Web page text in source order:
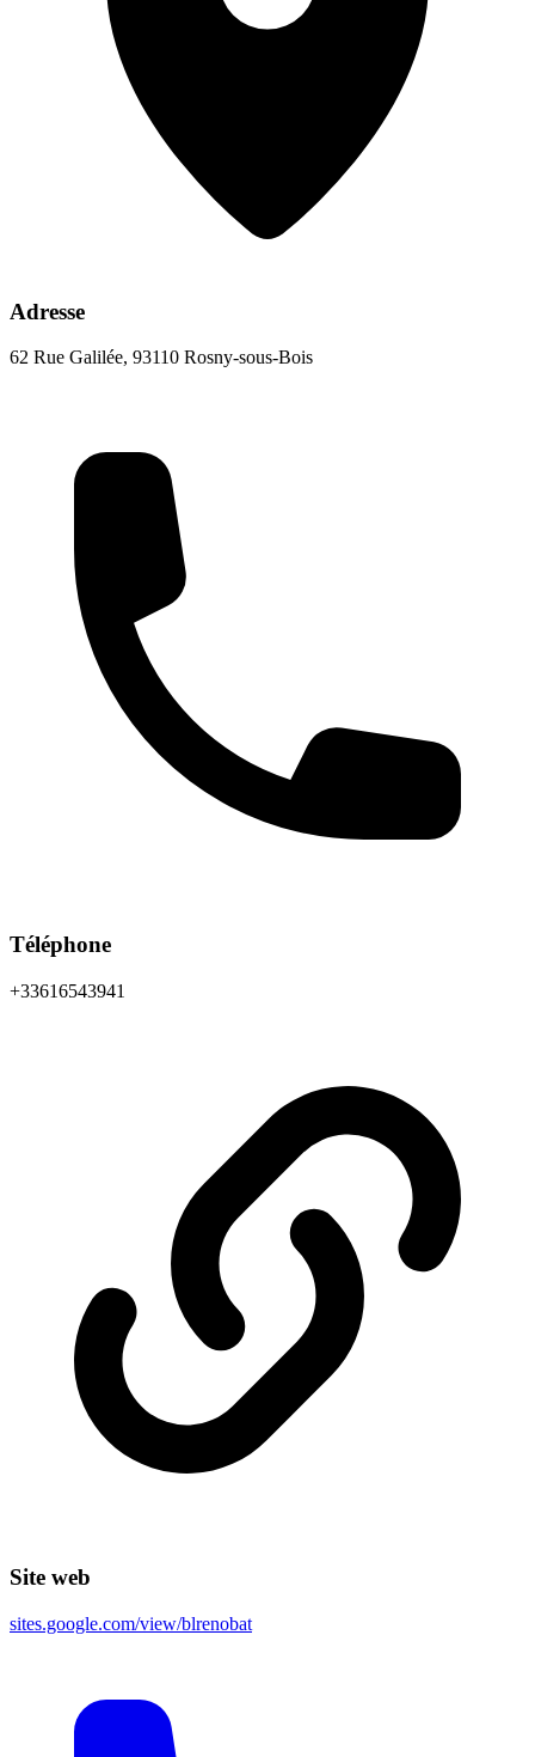
Adresse
62 Rue Galilée, 93110 Rosny-sous-Bois
Téléphone
+33616543941
Site web
sites.google.com/view/blrenobat